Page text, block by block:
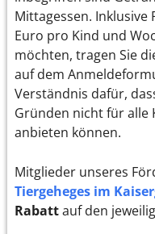
Mittagessen.
Euro pro Kind und
möchten, tragen Sie
auf dem
Verständnis dafür,
Gründen nicht für alle
anbieten können.
Mitglieder unseres
Tiergeheges im
Rabattauf den